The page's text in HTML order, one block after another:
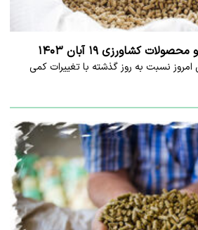
کشاورزی ۱۹ آبان ۱۴۰۳
نسبت به روز گذشته با تغییرات کمی